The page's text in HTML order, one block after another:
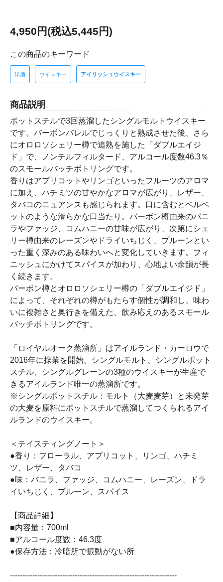
4,950円(税込5,445円)
この商品のキーワード
洋酒 ウイスキー アイリッシュウイスキー
商品説明
ポットスチルで3回蒸溜したシングルモルトウイスキー
です。バーボンバレルでじっくりと熟成させた後、さら
にオロロソシェリー樽で追熟を施した「ダブルエイジ
ド」で、ノンチルフィルタード、アルコール度数46.3％
のスモールバッチボトリングです。
香りはアプリコットやリンゴといったフルーツのアロマ
に加え、ハチミツの甘やかなアロマが広がり、レザー、
タバコのニュアンスも感じられます。口に含むとベルベ
ットのような滑らかな口当たり。バーボン樽由来のバニ
ラやファッジ、コムハニーの甘味が広がり、次第にシェ
リー樽由来のレーズンやドライいちじく、プルーンとい
った重く深みのある味わいへと変化していきます。フィ
ニッシュにかけてスパイスが加わり、心地よい余韻が長
く続きます。
バーボン樽とオロロソシェリー樽の「ダブルエイジド」
によって、それぞれの樽がもたらす個性が調和し、味わ
いに複雑さと奥行きを備えた、飲み応えのあるスモール
バッチボトリングです。
「ロイヤルオーク蒸溜所」はアイルランド・カーロウで
2016年に操業を開始。シングルモルト、シングルポット
スチル、シングルグレーンの3種のウイスキーが生産で
きるアイルランド唯一の蒸溜所です。
※シングルポットスチル：モルト（大麦麦芽）と未発芽
の大麦を原料にポットスチルで蒸溜してつくられるアイ
ルランドのウイスキー。
＜テイスティングノート＞
●香り：フローラル、アプリコット、リンゴ、ハチミ
ツ、レザー、タバコ
●味：バニラ、ファッジ、コムハニー、レーズン、ドラ
イいちじく、プルーン、スパイス
【商品詳細】
■内容量：700ml
■アルコール度数：46.3度
●保存方法：冷暗所で振動がない所
-------------------------------------------------------------------